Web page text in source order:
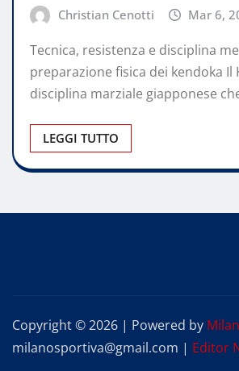
Christian Cenotti Mar 6,
Tecnica, resistenza e disciplina
preparazione fisica dei kendoka Il
disciplina marziale giapponese
LEGGI TUTTO
Copyright © 2026 | Powered by
milanosportiva@gmail.com | Editor